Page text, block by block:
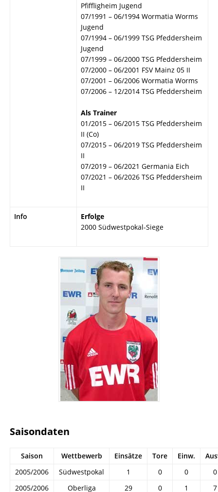
Pfiffligheim Jugend
07/1991 – 06/1994 Wormatia Worms
Jugend
07/1994 – 06/1999 TSG Pfeddersheim
Jugend
07/1999 – 06/2000 TSG Pfeddersheim
07/2000 – 06/2001 FSV Mainz 05 II
07/2001 – 06/2006 Wormatia Worms
07/2006 – 12/2014 TSG Pfeddersheim
Als Trainer
01/2015 – 06/2015 TSG Pfeddersheim
II (Co)
07/2015 – 06/2019 TSG Pfeddersheim
II
07/2019 – 06/2021 Germania Eich
07/2021 – 06/2026 TSG Pfeddersheim
II
Info
Erfolge
2000 Südwestpokal-Siege
Saisondaten
Saison Wettbewerb Einsätze Tore Einw.
2005/2006
Südwestpokal 1 0 0
0
2005/2006
Oberliga
29 0 1 7